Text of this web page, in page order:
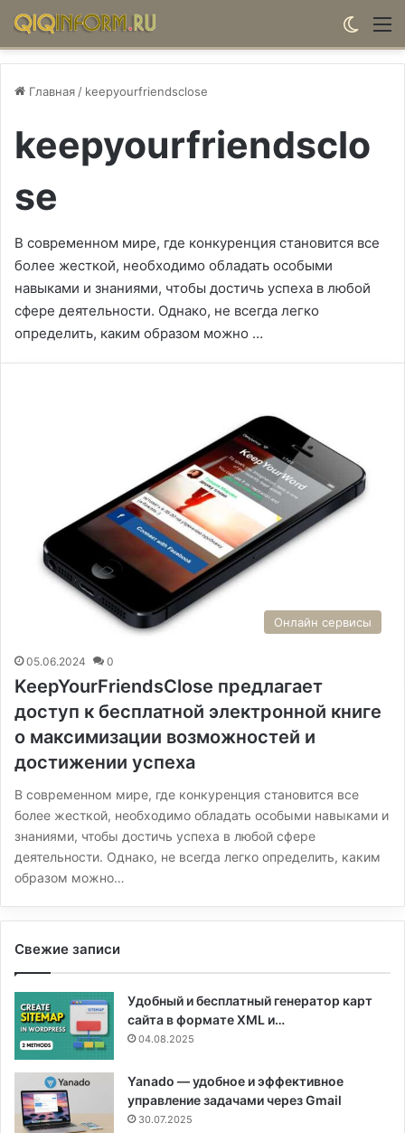
Главная / keepyourfriendsclose
keepyourfriendsclo
se
В современном мире, где конкуренция становится все
более жесткой, необходимо обладать особыми
навыками и знаниями, чтобы достичь успеха в любой
сфере деятельности. Однако, не всегда легко
определить, каким образом можно …
Онлайн сервисы
05.06.2024 0
KeepYourFriendsClose предлагает
доступ к бесплатной электронной книге
о максимизации возможностей и
достижении успеха
В современном мире, где конкуренция становится все
более жесткой, необходимо обладать особыми навыками и
знаниями, чтобы достичь успеха в любой сфере
деятельности. Однако, не всегда легко определить, каким
образом можно…
Свежие записи
Удобный и бесплатный генератор карт
сайта в формате XML и…
04.08.2025
Yanado — удобное и эффективное
управление задачами через Gmail
30.07.2025